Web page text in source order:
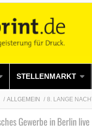
STELLENMARKT
ALLGEMEIN 8. LANGE
Gewerbe in Berlin live